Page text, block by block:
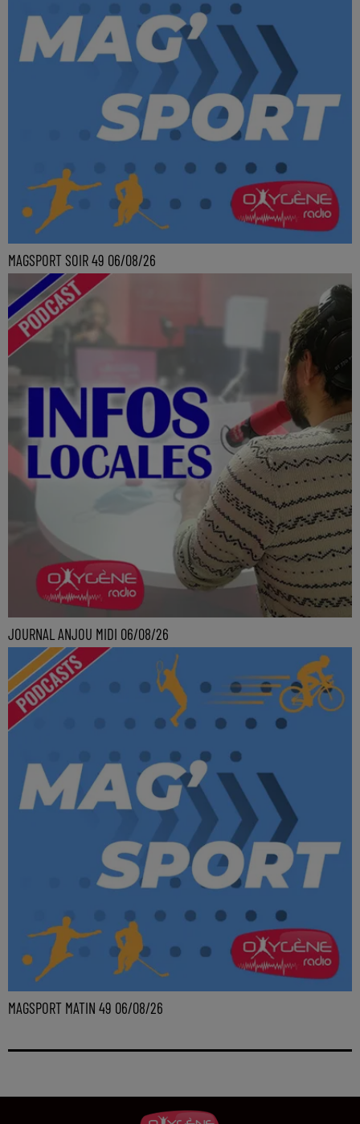
MAGSPORT SOIR 49 06/08/26
JOURNAL ANJOU MIDI 06/08/26
MAGSPORT MATIN 49 06/08/26